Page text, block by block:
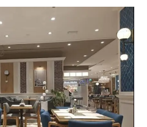
اكتشف
المطعم
من
الفروع
الى
الاسئلة
الشائعة